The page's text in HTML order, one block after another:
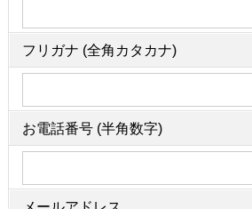
フリガナ (全角カタカナ)
お電話番号 (半角数字)